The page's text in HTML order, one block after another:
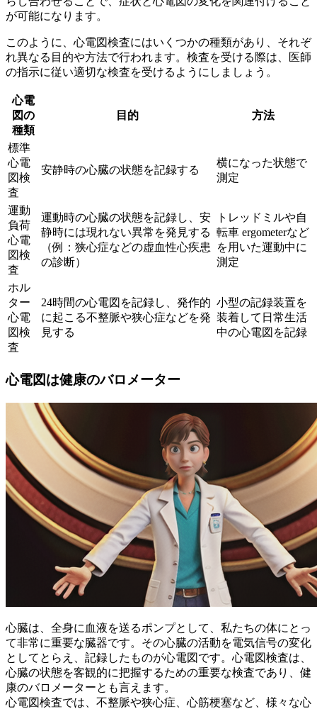
が可能になります。
このように、心電図検査にはいくつかの種類があり、それぞ
れ異なる目的や方法で行われます。検査を受ける際は、医師
の指示に従い適切な検査を受けるようにしましょう。
心電
図の
種類
目的 方法
標準
心電
図検
査
安静時の心臓の状態を記録する
横になった状態で
測定
運動
負荷
心電
図検
査
運動時の心臓の状態を記録し、安
静時には現れない異常を発見する
（例：狭心症などの虚血性心疾患
の診断）
トレッドミルや自
転車 ergometerなど
を用いた運動中に
測定
ホル
ター
心電
図検
査
24時間の心電図を記録し、発作的
に起こる不整脈や狭心症などを発
見する
小型の記録装置を
装着して日常生活
中の心電図を記録
心電図は健康のバロメーター
心臓は、全身に血液を送るポンプとして、私たちの体にとっ
て非常に重要な臓器です。その心臓の活動を電気信号の変化
としてとらえ、記録したものが心電図です。 心電図検査は、
心臓の状態を客観的に把握するための重要な検査であり、健
康のバロメーターとも言えます。
心電図検査では、不整脈や狭心症、心筋梗塞など、様々な心